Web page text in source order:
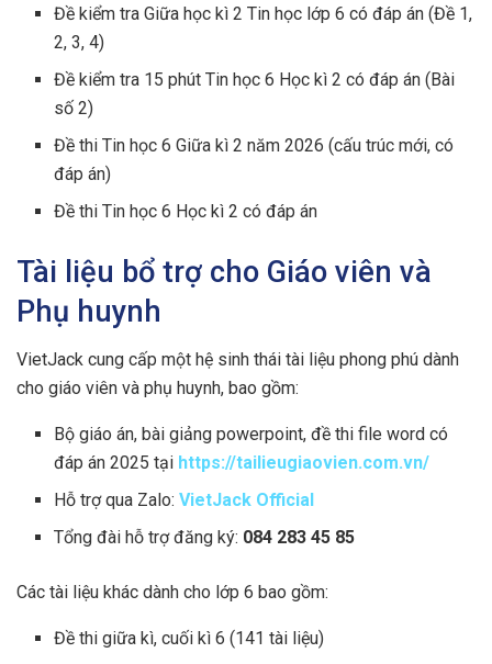
Đề kiểm tra Giữa học kì 2 Tin học lớp 6 có đáp án (Đề 1,
2, 3, 4)
Đề kiểm tra 15 phút Tin học 6 Học kì 2 có đáp án (Bài
số 2)
Đề thi Tin học 6 Giữa kì 2 năm 2026 (cấu trúc mới, có
đáp án)
Đề thi Tin học 6 Học kì 2 có đáp án
Tài liệu bổ trợ cho Giáo viên và
Phụ huynh
VietJack cung cấp một hệ sinh thái tài liệu phong phú dành
cho giáo viên và phụ huynh, bao gồm:
Bộ giáo án, bài giảng powerpoint, đề thi file word có
đáp án 2025 tại https://tailieugiaovien.com.vn/
Hỗ trợ qua Zalo:VietJack Official
Tổng đài hỗ trợ đăng ký: 084 283 45 85
Các tài liệu khác dành cho lớp 6 bao gồm:
Đề thi giữa kì, cuối kì 6 (141 tài liệu)